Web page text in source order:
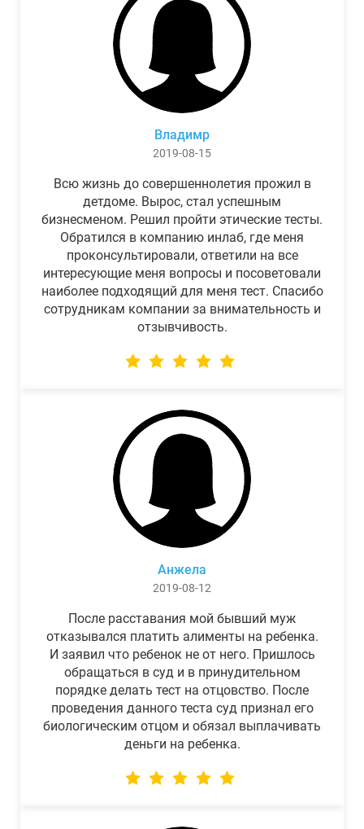
Владимр
2019-08-15
Всю жизнь до совершеннолетия прожил в
детдоме. Вырос, стал успешным
бизнесменом. Решил пройти этические тесты.
Обратился в компанию инлаб, где меня
проконсультировали, ответили на все
интересующие меня вопросы и посоветовали
наиболее подходящий для меня тест. Спасибо
сотрудникам компании за внимательность и
отзывчивость.
Анжела
2019-08-12
После расставания мой бывший муж
отказывался платить алименты на ребенка.
И заявил что ребенок не от него. Пришлось
обращаться в суд и в принудительном
порядке делать тест на отцовство. После
проведения данного теста суд признал его
биологическим отцом и обязал выплачивать
деньги на ребенка.